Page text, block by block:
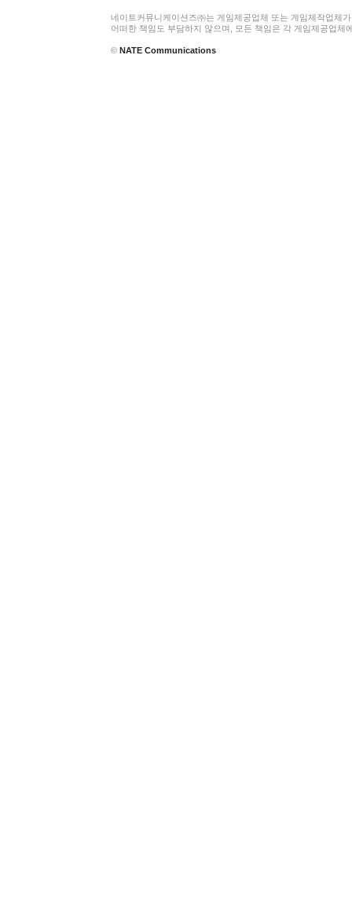
네이트커뮤니케이션즈㈜는 게임제공업체 또는 게임제작업체
어떠한 책임도 부담하지 않으며, 모든 책임은 각 게임제공업체
© NATE Communications